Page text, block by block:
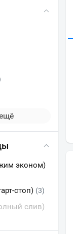
эконом)
стоп) (3)
слив)